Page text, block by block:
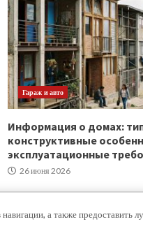
Гараж и авто
Информация о домах:
конструктивные
эксплуатационные
26 июня 2026
|MoreNewsот AF
а также предоставить